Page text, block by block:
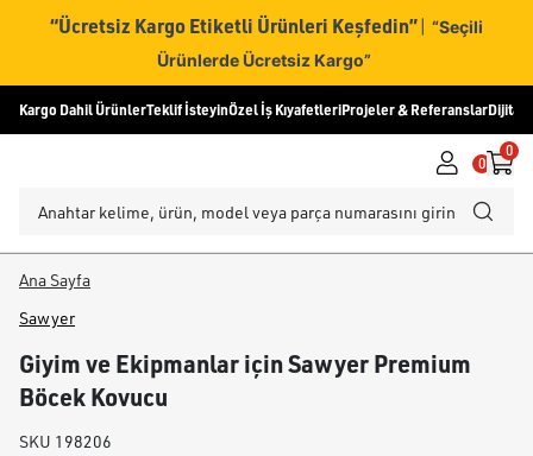
“Ücretsiz Kargo Etiketli Ürünleri Keşfedin” | “Seçili
Ürünlerde Ücretsiz Kargo”
Kargo Dahil ÜrünlerTeklif İsteyinÖzel İş KıyafetleriProjeler & ReferanslarDijital
0
0
Ana Sayfa
Sawyer
Giyim ve Ekipmanlar için Sawyer Premium
Böcek Kovucu
SKU 198206